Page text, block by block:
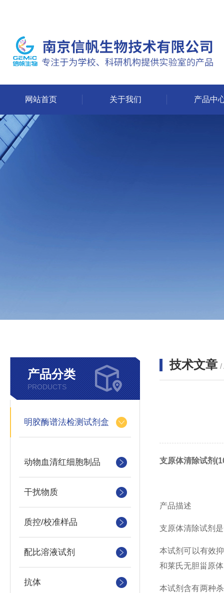
网站首页 关于我们 产品中
产品分类
PRODUCTS
明胶酶谱法检测试剂盒
动物血清红细胞制品
干扰物质
质控/校准样品
配比溶液试剂
抗体
技术文章 /
支原体清除试剂
产品描述
支原体清除试剂
本试剂可以有效
和莱氏无胆甾原
本试剂含有两种